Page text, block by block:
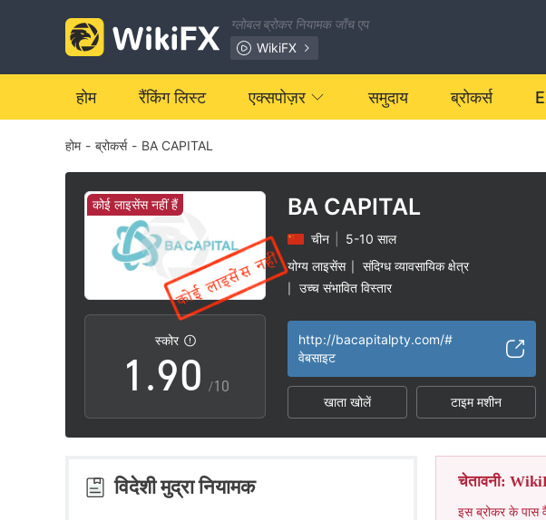
ग्लोबल ब्रोकर नियामक जाँच एप
WikiFX
होम रैंकिंग लिस्ट एक्सपोज़र समुदाय ब्रोकर्स
होम - ब्रोकर्स - BA CAPITAL
कोई लाइसेंस नहीं हैं
स्कोर
0
1
2
3
.
3
4
5
6
7
8
90
1
2
/10
BA CAPITAL
चीन
5-10 साल
योग्य लाइसेंस
संदिग्ध व्यावसायिक क्षेत्र
उच्च संभावित विस्तार
http://bacapitalpty.com/#
वेबसाइट
खाता खोलें टाइम मशीन
विदेशी मुद्रा नियामक चेतावनी:
इस ब्रोकर के पास